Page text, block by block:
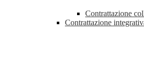
Contrattazione
Contrattazione